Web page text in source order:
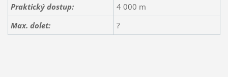
Praktický dostup:
4 000 m
Max. dolet:
?